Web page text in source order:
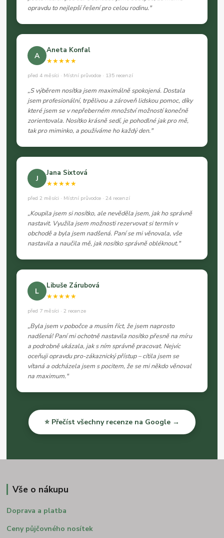
opravdu to nejlepší řešení pro celou rodinu."
A
Aneta Konfal
★★★★★
před 4 měsíci · Místní průvodce · 135 recenzí
„S výběrem nosítka jsem maximálně spokojená. Dostala
jsem profesionální, trpělivou a zároveň lidskou pomoc, díky
které jsem se v nepřeberném množství možností konečně
zorientovala. Nosítko krásně sedí, je pohodlné jak pro mě,
tak pro miminko, a používáme ho každý den."
J
Jana Sixtová
★★★★★
před 2 měsíci · Místní průvodce · 24 recenzí
„Koupila jsem si nosítko, ale nevěděla jsem, jak ho správně
nastavit. Využila jsem možnosti rezervovat si termín v
obchodě a byla jsem nadšená. Paní se mi věnovala, vše
nastavila a naučila mě, jak nosítko správně obléknout."
L
Libuše Zárubová
★★★★★
před 7 měsíci · 2 recenze
„Byla jsem v pobočce a musím říct, že jsem naprosto
nadšená! Paní mi ochotně nastavila nosítko přesně na míru
a podrobně ukázala, jak s ním správně pracovat. Nejvíc
oceňuji opravdu pro-zákaznický přístup – cítila jsem se
vítaná a odcházela jsem s pocitem, že se mi někdo věnoval
na maximum."
⭐ Přečíst všechny recenze na Google →
Vše o nákupu
Doprava a platba
Ceny půjčovného nosítek